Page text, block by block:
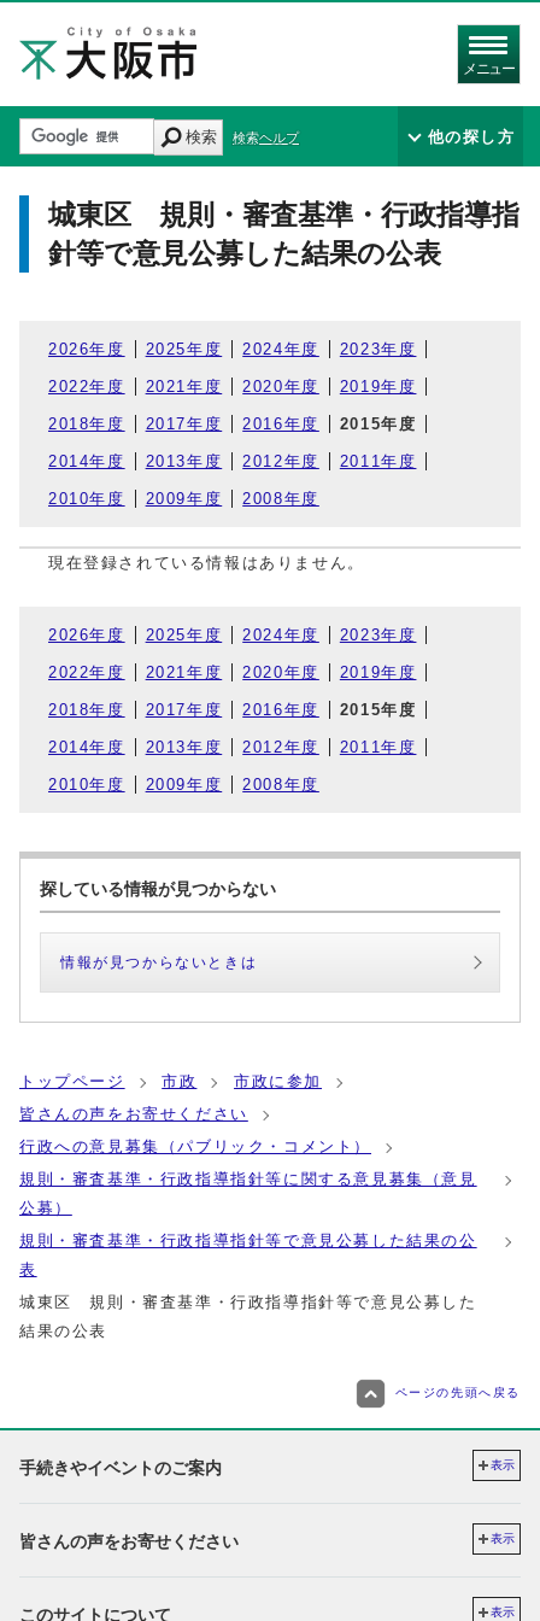
メニュー
検索 検索ヘルプ 他の探し方
城東区 規則・審査基準・行政指導指
針等で意見公募した結果の公表
2026年度 2025年度 2024年度 2023年度
2022年度 2021年度 2020年度 2019年度
2018年度 2017年度 2016年度 2015年度
2014年度 2013年度 2012年度 2011年度
2010年度 2009年度 2008年度
現在登録されている情報はありません。
2026年度 2025年度 2024年度 2023年度
2022年度 2021年度 2020年度 2019年度
2018年度 2017年度 2016年度 2015年度
2014年度 2013年度 2012年度 2011年度
2010年度 2009年度 2008年度
探している情報が見つからない
情報が見つからないときは
トップページ 市政
市政に参加
皆さんの声をお寄せください
行政への意見募集（パブリック・コメント）
規則・審査基準・行政指導指針等に関する意見募集（意見
公募）
規則・審査基準・行政指導指針等で意見公募した結果の公
表
城東区 規則・審査基準・行政指導指針等で意見公募した
結果の公表
ページの先頭へ戻る
手続きやイベントのご案内 表示
皆さんの声をお寄せください 表示
このサイトについて 表示